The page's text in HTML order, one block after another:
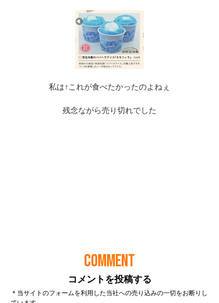
COMMENT
コメントを投稿する
＊当サイトのフォームを利用した当社への売り込みの一切をお断りし